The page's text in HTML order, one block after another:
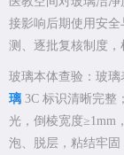
接影响后期使用安
测、逐批复核制度，
玻璃本体查验：玻璃
璃 3C 标识清晰完整
光，倒棱宽度≥1mm
泡、脱层，粘结牢固